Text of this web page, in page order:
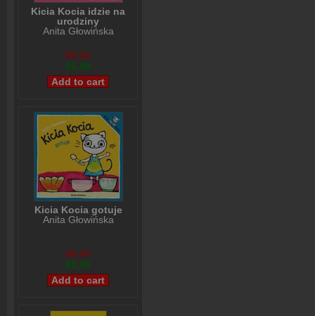
Kicia Kocia idzie na
urodziny
Anita Głowińska
$8,00
$5,99
Kicia Kocia gotuje
Anita Głowińska
$8,00
$5,99